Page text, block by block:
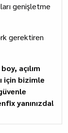
genişletme
gerektiren
açılım
için bizimle
yanınızda!